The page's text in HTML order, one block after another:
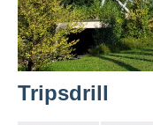
Tripsdrill